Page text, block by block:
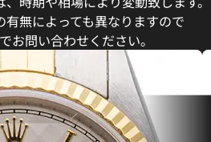
有無によっても異なりますので
お問い合わせください。